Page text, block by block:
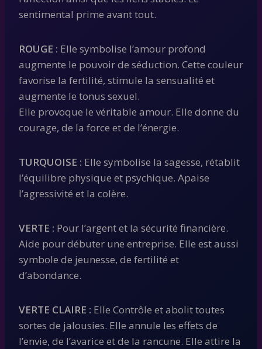
sentimental prime avant tout.
ROUGE : Elle symbolise l’amour profond
augmente le pouvoir de séduction. Cette couleur
favorise la fertilité, stimule la sensualité et
augmente le tonus sexuel.
Elle provoque le véritable amour. Elle donne du
courage, de la force et de l’énergie.
TURQUOISE : Elle symbolise la sagesse, rétablit
l’équilibre physique et psychique. Apaise
l’agressivité et la colère.
VERTE : Pour l’argent et la sécurité financière.
Aide pour débuter une entreprise. Elle est aussi
symbole de jeunesse, de fertilité et
d’abondance.
VERTE CLAIRE : Elle Contrôle et abolit toutes
sortes de jalousies. Elle annule les effets de
l’envie, de l’avarice et de la rancune. Elle attire la